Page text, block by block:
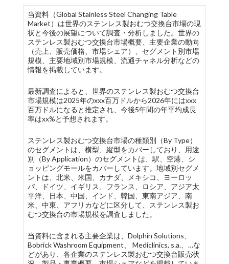
当資料（Global Stainless Steel Changing Table
Market）は世界のステンレス製おむつ交換台市場の現
状と今後の展望について調査・分析しました。世界の
ステンレス製おむつ交換台市場概要、主要企業の動向
（売上、販売価格、市場シェア）、セグメント別市場
規模、主要地域別市場規模、流通チャネル分析などの
情報を掲載しています。
最新調査によると、世界のステンレス製おむつ交換台
市場規模は2025年のxxx百万ドルから2026年にはxxx
百万ドルになると推定され、今後5年間の年平均成長
率はxx%と予想されます。
ステンレス製おむつ交換台市場の種類別（By Type）
のセグメントは、横型、縦型をカバーしており、用途
別（By Application）のセグメントは、駅、空港、シ
ョッピングモールをカバーしています。地域別セグメ
ントは、北米、米国、カナダ、メキシコ、ヨーロッ
パ、ドイツ、イギリス、フランス、ロシア、アジア太
平洋、日本、中国、インド、韓国、東南アジア、南
米、中東、アフリカなどに区分して、ステンレス製お
むつ交換台の市場規模を調査しました。
当資料に含まれる主要企業は、Dolphin Solutions、
Bobrick Washroom Equipment、 Mediclinics, s.a.、…な
どがあり、各企業のステンレス製おむつ交換台販売状